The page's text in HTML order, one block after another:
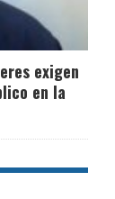
exigen
en la